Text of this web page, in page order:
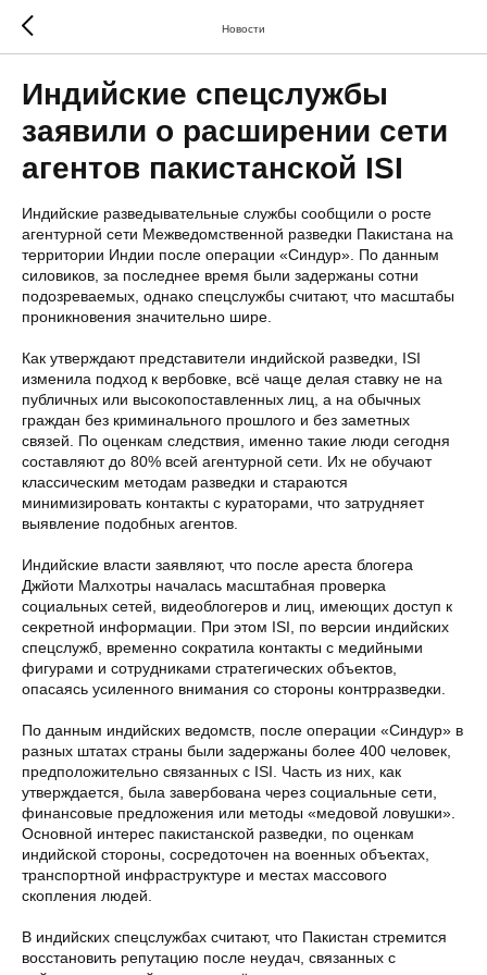
Новости
Индийские спецслужбы
заявили о расширении сети
агентов пакистанской ISI
Индийские разведывательные службы сообщили о росте
агентурной сети Межведомственной разведки Пакистана на
территории Индии после операции «Синдур». По данным
силовиков, за последнее время были задержаны сотни
подозреваемых, однако спецслужбы считают, что масштабы
проникновения значительно шире.
Как утверждают представители индийской разведки, ISI
изменила подход к вербовке, всё чаще делая ставку не на
публичных или высокопоставленных лиц, а на обычных
граждан без криминального прошлого и без заметных
связей. По оценкам следствия, именно такие люди сегодня
составляют до 80% всей агентурной сети. Их не обучают
классическим методам разведки и стараются
минимизировать контакты с кураторами, что затрудняет
выявление подобных агентов.
Индийские власти заявляют, что после ареста блогера
Джйоти Малхотры началась масштабная проверка
социальных сетей, видеоблогеров и лиц, имеющих доступ к
секретной информации. При этом ISI, по версии индийских
спецслужб, временно сократила контакты с медийными
фигурами и сотрудниками стратегических объектов,
опасаясь усиленного внимания со стороны контрразведки.
По данным индийских ведомств, после операции «Синдур» в
разных штатах страны были задержаны более 400 человек,
предположительно связанных с ISI. Часть из них, как
утверждается, была завербована через социальные сети,
финансовые предложения или методы «медовой ловушки».
Основной интерес пакистанской разведки, по оценкам
индийской стороны, сосредоточен на военных объектах,
транспортной инфраструктуре и местах массового
скопления людей.
В индийских спецслужбах считают, что Пакистан стремится
восстановить репутацию после неудач, связанных с